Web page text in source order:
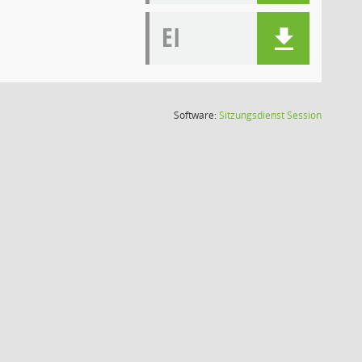
EI
Software:SitzungsdienstSession(Wird in